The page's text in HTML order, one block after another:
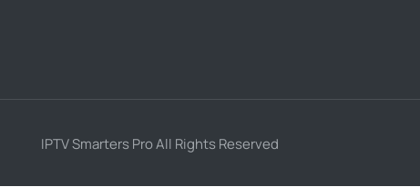
IPTV Smarters Pro All Rights Reserved